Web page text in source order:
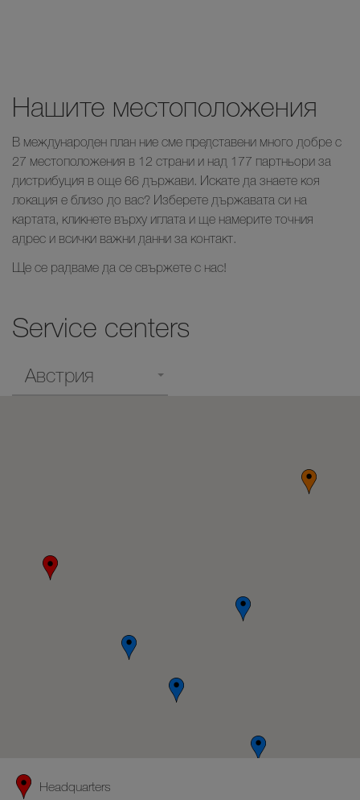
Нашите местоположения
В международен план ние сме представени много добре с
27 местоположения в 12 страни и над 177 партньори за
дистрибуция в още 66 държави. Искате да знаете коя
локация е близо до вас? Изберете държавата си на
картата, кликнете върху иглата и ще намерите точния
адрес и всички важни данни за контакт.
Ще се радваме да се свържете с нас!
Service centers
Headquarters